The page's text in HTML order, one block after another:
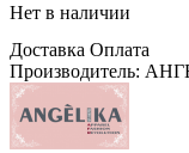
Нет в наличии
Доставка Оплата
Производитель: